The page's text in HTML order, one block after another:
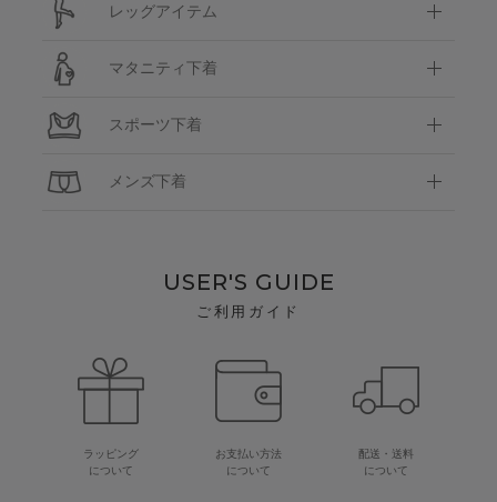
レッグアイテム
マタニティ下着
スポーツ下着
メンズ下着
USER'S GUIDE
ご利用ガイド
ラッピング
について
お支払い方法
について
配送・送料
について